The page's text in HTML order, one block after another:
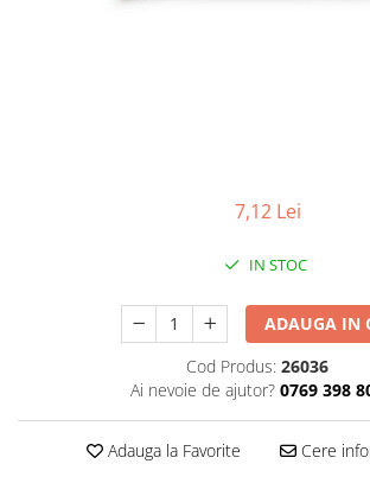
Combaterea Insectelor
7,12 Lei
IN STOC
ADAUGA IN
Cod Produs: 26036
Ai nevoie de ajutor? 0769 398
Adauga la Favorite Cere